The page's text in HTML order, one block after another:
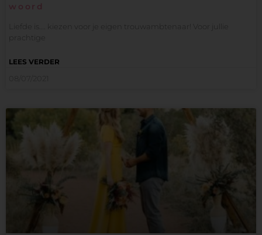
woord
Liefde is…. kiezen voor je eigen trouwambtenaar! Voor jullie
prachtige
LEES VERDER